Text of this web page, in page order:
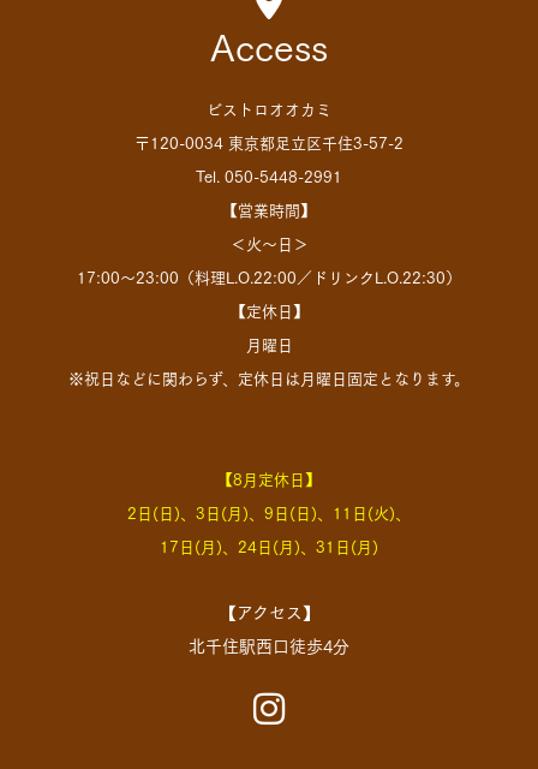
Access
ビストロオオカミ
〒120-0034 東京都足立区千住3-57-2
Tel. 050-5448-2991
【営業時間】
＜火～日＞
17:00～23:00（料理L.O.22:00／ドリンクL.O.22:30）
【定休日】
月曜日
※祝日などに関わらず、定休日は月曜日固定となります。
【8月定休日】
2日(日)、3日(月)、9日(日)、11日(火)、
17日(月)、24日(月)、31日(月)
【アクセス】
北千住駅西口徒歩4分